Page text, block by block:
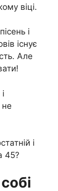
віці.
і
існує
Але
не
і
45?